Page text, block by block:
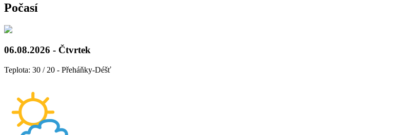
Počasí
06.08.2026 - Čtvrtek
Teplota: 30 / 20 - Přeháňky-Déšť